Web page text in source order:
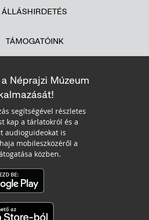
ÁLLÁSHIRDETÉS
TÁMOGATÓINK
Néprajzi Múzeum
segítségével részletes
kap a tárlatokról és a
audioguideokat is
mobileszközéről a
közben.